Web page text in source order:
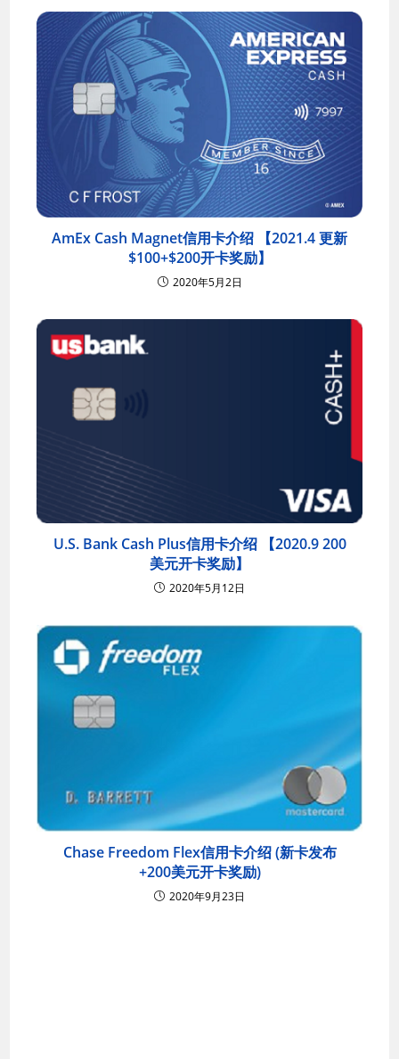
AmEx Cash Magnet信用卡介绍 【2021.4 更新
$100+$200开卡奖励】
2020年5月2日
U.S. Bank Cash Plus信用卡介绍 【2020.9 200
美元开卡奖励】
2020年5月12日
Chase Freedom Flex信用卡介绍 (新卡发布
+200美元开卡奖励)
2020年9月23日